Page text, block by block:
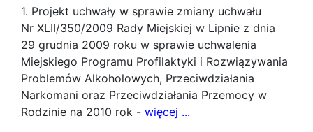
1. Projekt uchwały w sprawie zmiany uchwału
Nr XLII/350/2009 Rady Miejskiej w Lipnie z dnia
29 grudnia 2009 roku w sprawie uchwalenia
Miejskiego Programu Profilaktyki i Rozwiązywania
Problemów Alkoholowych, Przeciwdziałania
Narkomani oraz Przeciwdziałania Przemocy w
Rodzinie na 2010 rok - więcej ...